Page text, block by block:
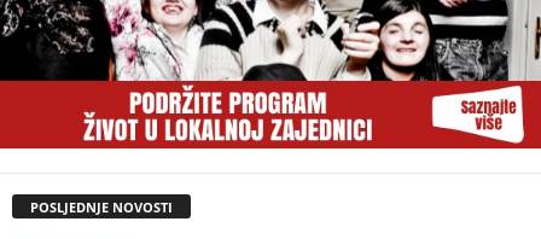
POSLJEDNJE NOVOSTI